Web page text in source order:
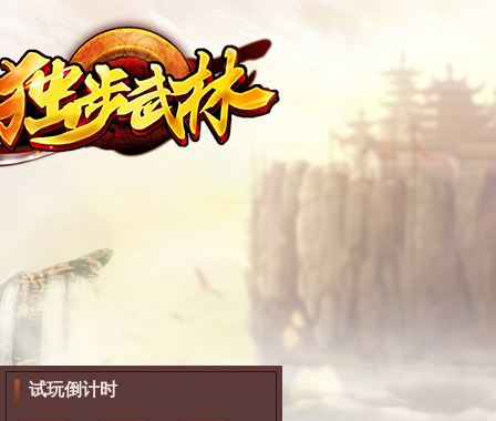
试玩倒计时